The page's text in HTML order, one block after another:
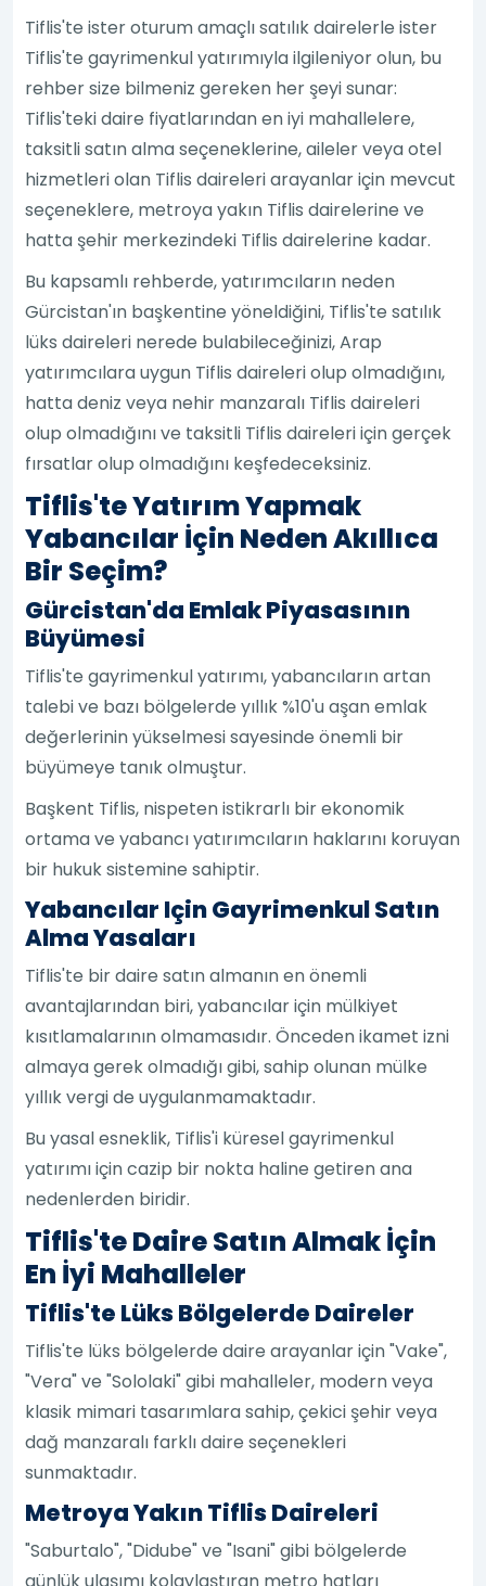
Tiflis'te ister oturum amaçlı satılık dairelerle ister
Tiflis'te gayrimenkul yatırımıyla ilgileniyor olun, bu
rehber size bilmeniz gereken her şeyi sunar:
Tiflis'teki daire fiyatlarından en iyi mahallelere,
taksitli satın alma seçeneklerine, aileler veya otel
hizmetleri olan Tiflis daireleri arayanlar için mevcut
seçeneklere, metroya yakın Tiflis dairelerine ve
hatta şehir merkezindeki Tiflis dairelerine kadar.
Bu kapsamlı rehberde, yatırımcıların neden
Gürcistan'ın başkentine yöneldiğini, Tiflis'te satılık
lüks daireleri nerede bulabileceğinizi, Arap
yatırımcılara uygun Tiflis daireleri olup olmadığını,
hatta deniz veya nehir manzaralı Tiflis daireleri
olup olmadığını ve taksitli Tiflis daireleri için gerçek
fırsatlar olup olmadığını keşfedeceksiniz.
Tiflis'te Yatırım Yapmak
Yabancılar İçin Neden Akıllıca
Bir Seçim?
Gürcistan'da Emlak Piyasasının
Büyümesi
Tiflis'te gayrimenkul yatırımı, yabancıların artan
talebi ve bazı bölgelerde yıllık %10'u aşan emlak
değerlerinin yükselmesi sayesinde önemli bir
büyümeye tanık olmuştur.
Başkent Tiflis, nispeten istikrarlı bir ekonomik
ortama ve yabancı yatırımcıların haklarını koruyan
bir hukuk sistemine sahiptir.
Yabancılar Için Gayrimenkul Satın
Alma Yasaları
Tiflis'te bir daire satın almanın en önemli
avantajlarından biri, yabancılar için mülkiyet
kısıtlamalarının olmamasıdır. Önceden ikamet izni
almaya gerek olmadığı gibi, sahip olunan mülke
yıllık vergi de uygulanmamaktadır.
Bu yasal esneklik, Tiflis'i küresel gayrimenkul
yatırımı için cazip bir nokta haline getiren ana
nedenlerden biridir.
Tiflis'te Daire Satın Almak İçin
En İyi Mahalleler
Tiflis'te Lüks Bölgelerde Daireler
Tiflis'te lüks bölgelerde daire arayanlar için "Vake",
"Vera" ve "Sololaki" gibi mahalleler, modern veya
klasik mimari tasarımlara sahip, çekici şehir veya
dağ manzaralı farklı daire seçenekleri
sunmaktadır.
Metroya Yakın Tiflis Daireleri
"Saburtalo", "Didube" ve "Isani" gibi bölgelerde
günlük ulaşımı kolaylaştıran metro hatları